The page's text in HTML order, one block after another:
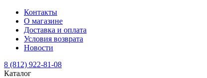
Контакты
О магазине
Доставка и оплата
Условия возврата
Новости
8 (812) 922-81-08
Каталог